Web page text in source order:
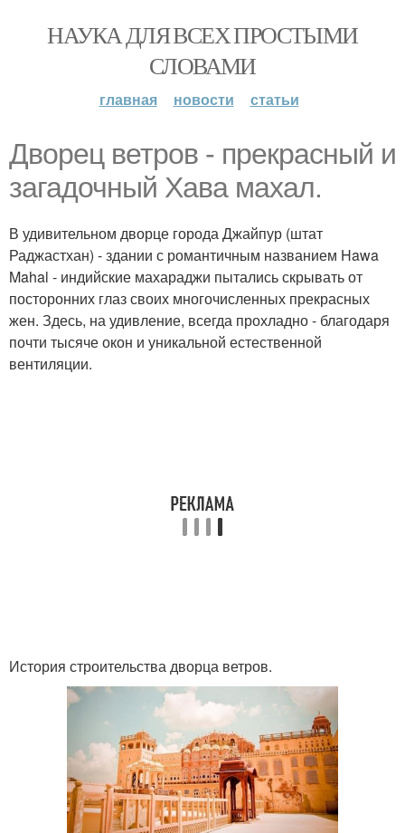
НАУКА ДЛЯ ВСЕХ ПРОСТЫМИ
СЛОВАМИ
главная новости статьи
Дворец ветров - прекрасный и
загадочный Хава махал.
В удивительном дворце города Джайпур (штат
Раджастхан) - здании с романтичным названием Hawa
Mahal - индийские махараджи пытались скрывать от
посторонних глаз своих многочисленных прекрасных
жен. Здесь, на удивление, всегда прохладно - благодаря
почти тысяче окон и уникальной естественной
вентиляции.
История строительства дворца ветров.